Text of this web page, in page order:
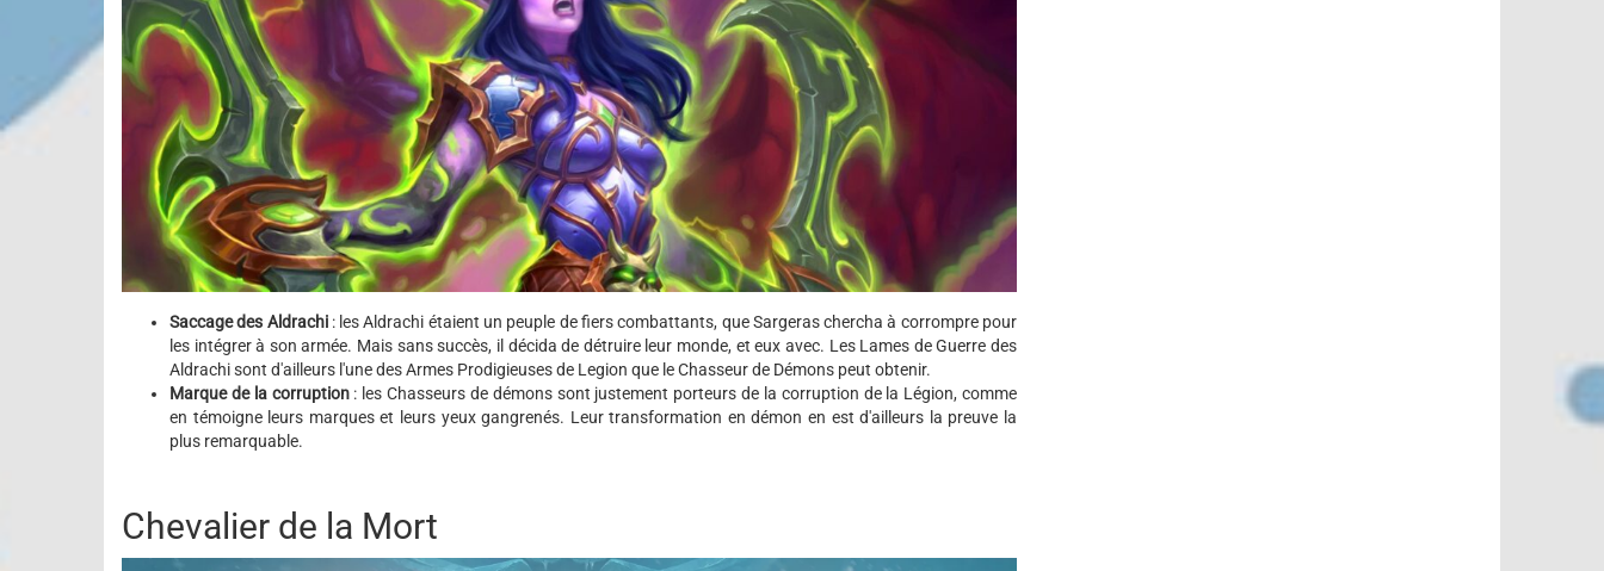
Saccage des Aldrachi: les Aldrachi étaient un peuple de fiers combattants, que Sargeras chercha à corrompre pour
les intégrer à son armée. Mais sans succès, il décida de détruire leur monde, et eux avec. Les Lames de Guerre des
Aldrachi sont d'ailleurs l'une des Armes Prodigieuses de Legion que le Chasseur de Démons peut obtenir.
Marque de la corruption: les Chasseurs de démons sont justement porteurs de la corruption de la Légion, comme
en témoigne leurs marques et leurs yeux gangrenés. Leur transformation en démon en est d'ailleurs la preuve la
plus remarquable.
Chevalier de la Mort